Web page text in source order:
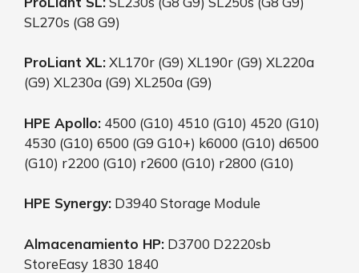
SL270s (G8 G9)
ProLiant XL:XL170r (G9) XL190r (G9) XL220a
(G9) XL230a (G9) XL250a (G9)
HPE Apollo: 4500 (G10) 4510 (G10) 4520 (G10)
4530 (G10) 6500 (G9 G10+) k6000 (G10) d6500
(G10) r2200 (G10) r2600 (G10) r2800 (G10)
HPE Synergy: D3940 Storage Module
Almacenamiento HP: D3700 D2220sb
StoreEasy 1830 1840